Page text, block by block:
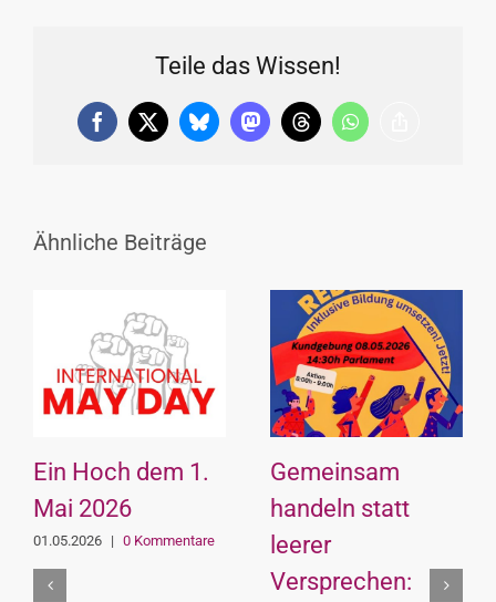
Teile das Wissen!
Facebook
X BlueskyMastodonThreadsWhatsApp
Ähnliche Beiträge
Ein Hoch dem 1.
Mai 2026
01.05.2026 | 0 Kommentare
Gemeinsam
handeln statt
leerer
Versprechen: